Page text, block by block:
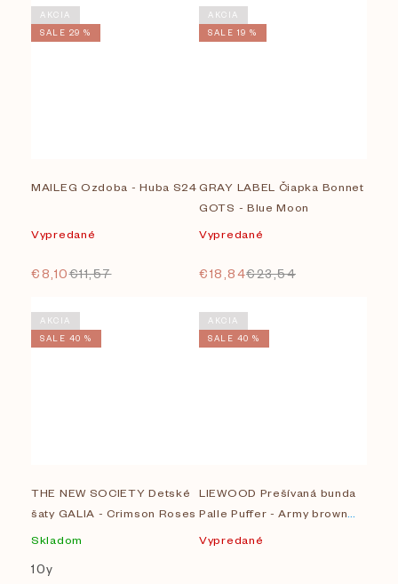
AKCIA
SALE 29 %
MAILEG Ozdoba - Huba S24
Vypredané
€8,10€11,57
AKCIA
SALE 19 %
GRAY LABEL Čiapka Bonnet
GOTS - Blue Moon
Vypredané
€18,84€23,54
AKCIA
SALE 40 %
THE NEW SOCIETY Detské
šaty GALIA - Crimson Roses
Skladom
10y
AKCIA
SALE 40 %
LIEWOOD Prešívaná bunda
Palle Puffer - Army brown
Vypredané